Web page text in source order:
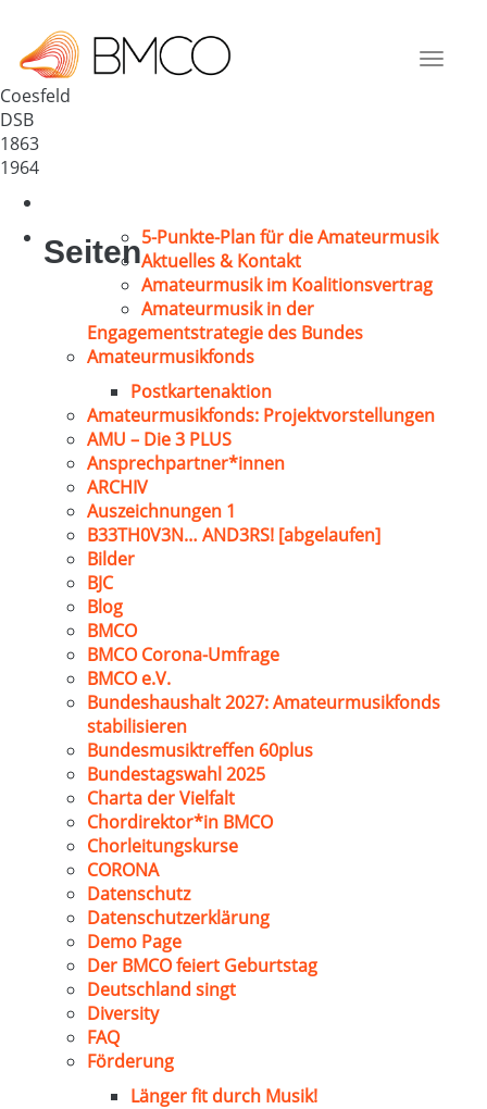
Toggle
Deutschland
48653
Coesfeld
DSB
1863
1964
Seiten5-Punkte-Plan für die Amateurmusik
Aktuelles & Kontakt
Amateurmusik im Koalitionsvertrag
Amateurmusik in der
Engagementstrategie des Bundes
Amateurmusikfonds
Postkartenaktion
Amateurmusikfonds: Projektvorstellungen
AMU – Die 3 PLUS
Ansprechpartner*innen
ARCHIV
Auszeichnungen 1
B33TH0V3N… AND3RS! [abgelaufen]
Bilder
BJC
Blog
BMCO
BMCO Corona-Umfrage
BMCO e.V.
Bundeshaushalt 2027: Amateurmusikfonds
stabilisieren
Bundesmusiktreffen 60plus
Bundestagswahl 2025
Charta der Vielfalt
Chordirektor*in BMCO
Chorleitungskurse
CORONA
Datenschutz
Datenschutzerklärung
Demo Page
Der BMCO feiert Geburtstag
Deutschland singt
Diversity
FAQ
Förderung
Länger fit durch Musik!